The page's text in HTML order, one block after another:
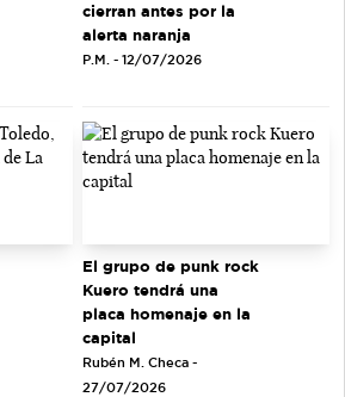
cierran antes por la
alerta naranja
P.M. - 12/07/2026
El grupo de punk rock
Kuero tendrá una
placa homenaje en la
capital
Rubén M. Checa -
27/07/2026